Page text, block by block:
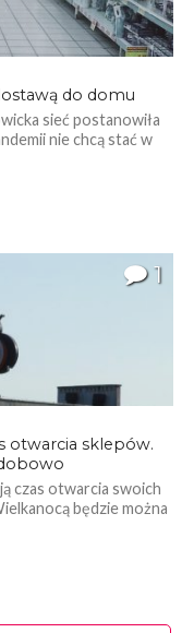
do domu
sieć postanowiła
nie chcą stać w
1
otwarcia sklepów.
czas otwarcia swoich
będzie można